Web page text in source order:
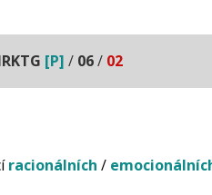
[P] / 06/ 02
racionálních /